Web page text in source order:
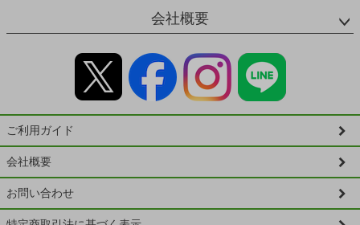
会社概要
ご利用ガイド
会社概要
お問い合わせ